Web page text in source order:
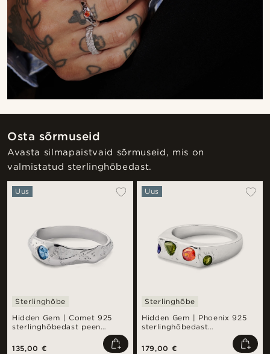
Osta sõrmuseid
Avasta silmapaistvaid sõrmuseid, mis on
valmistatud sterlinghõbedast.
Hidden Gem | Comet 925
sterlinghõbedast peen
Uus
Sterlinghõbe
135,00 €
Hidden Gem | Phoenix 925
sterlinghõbedast
Uus
Sterlinghõbe
179,00 €